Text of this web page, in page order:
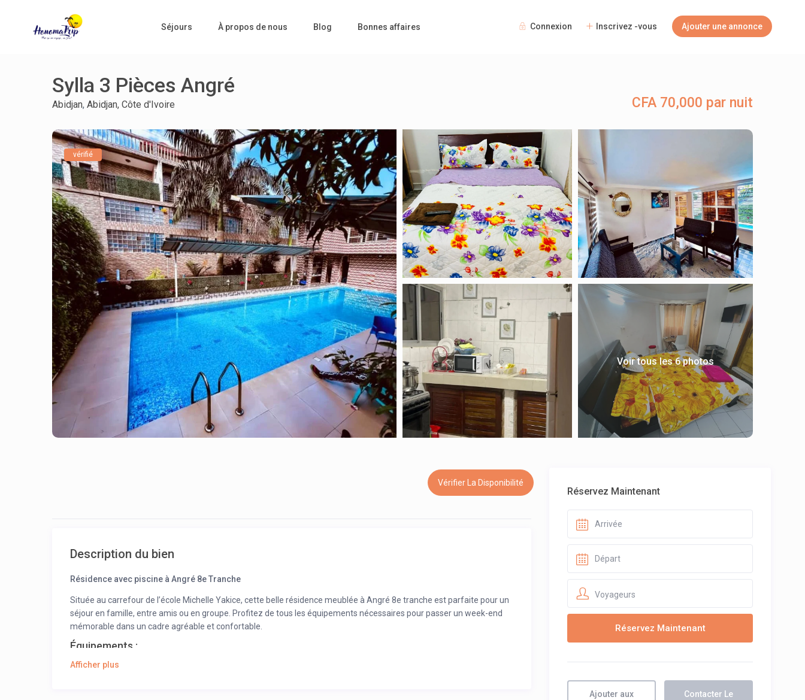
Connexion Inscrivez -vous Ajouter une annonce
Séjours À propos de nous Blog Bonnes affaires
Sylla 3 Pièces Angré
CFA 70,000 par nuit
Abidjan, Abidjan, Côte d'Ivoire
vérifié
Voir tous les 6 photos
Vérifier La Disponibilité
Description du bien
Résidence avec piscine à Angré 8e Tranche
Située au carrefour de l’école Michelle Yakice, cette belle résidence meublée à Angré 8e tranche est parfaite pour un
séjour en famille, entre amis ou en groupe. Profitez de tous les équipements nécessaires pour passer un week-end
mémorable dans un cadre agréable et confortable.
Équipements :
Piscinepour se détendre et profiter du soleil
Afficher plus
Réservez Maintenant
Voyageurs
Ajouter aux
Contacter Le